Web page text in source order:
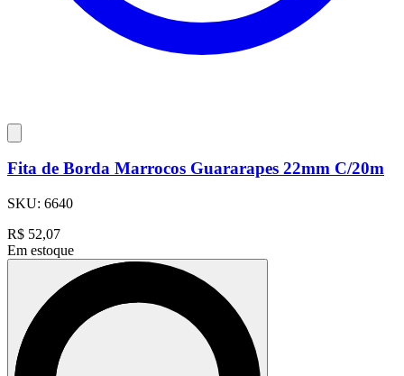
Fita de Borda Marrocos Guararapes 22mm C/20m
SKU: 6640
R$ 52,07
Em estoque